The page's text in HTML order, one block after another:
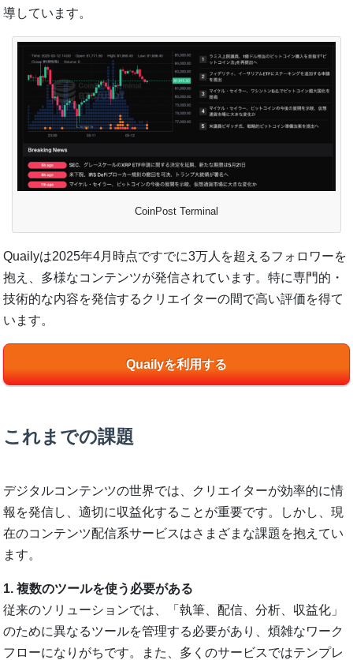
導しています。
CoinPost Terminal
Quailyは2025年4月時点ですでに3万人を超えるフォロワーを
抱え、多様なコンテンツが発信されています。特に専門的・
技術的な内容を発信するクリエイターの間で高い評価を得て
います。
Quailyを利用する
これまでの課題
デジタルコンテンツの世界では、クリエイターが効率的に情
報を発信し、適切に収益化することが重要です。しかし、現
在のコンテンツ配信系サービスはさまざまな課題を抱えてい
ます。
1. 複数のツールを使う必要がある
従来のソリューションでは、「執筆、配信、分析、収益化」
のために異なるツールを管理する必要があり、煩雑なワーク
フローになりがちです。また、多くのサービスではテンプレ